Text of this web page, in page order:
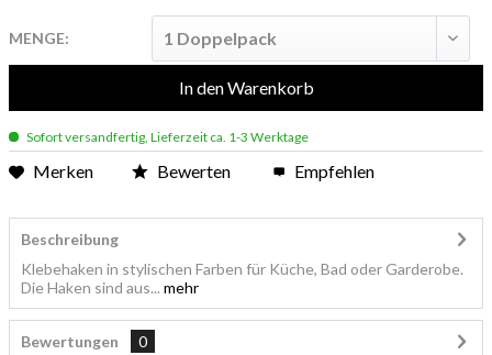
MENGE:
In denWarenkorb
Sofort versandfertig, Lieferzeit ca. 1-3 Werktage
Merken Bewerten Empfehlen
Beschreibung
Klebehaken in stylischen Farben für Küche, Bad oder Garderobe.
Die Haken sind aus... mehr
Bewertungen
0